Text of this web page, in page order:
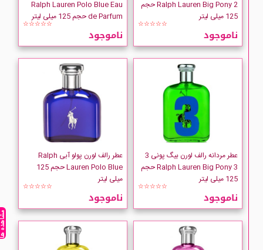
Ralph Lauren Big Pony 2 حجم
125 میلی لیتر
☆☆☆☆☆
ناموجود
Ralph Lauren Polo Blue Eau
de Parfum حجم 125 میلی لیتر
☆☆☆☆☆
ناموجود
عطر مردانه رالف لورن بیگ پونی 3
Ralph Lauren Big Pony 3 حجم
125 میلی لیتر
☆☆☆☆☆
ناموجود
عطر رالف لورن پولو آبی Ralph
Lauren Polo Blue حجم 125
میلی لیتر
☆☆☆☆☆
ناموجود